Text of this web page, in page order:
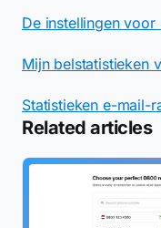
De instellingen
Mijn belstatistieken
Statistieken e-mail-
Related articles